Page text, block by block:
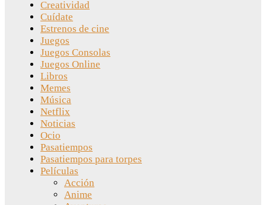
Creatividad
Cuídate
Estrenos de cine
Juegos
Juegos Consolas
Juegos Online
Libros
Memes
Música
Netflix
Noticias
Ocio
Pasatiempos
Pasatiempos para torpes
Películas
Acción
Anime